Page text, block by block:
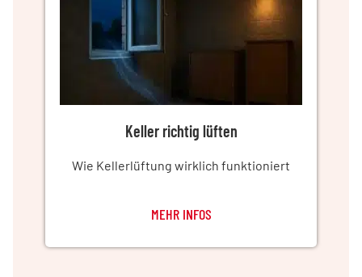
Keller richtig lüften
Wie Kellerlüftung wirklich funktioniert
MEHR INFOS